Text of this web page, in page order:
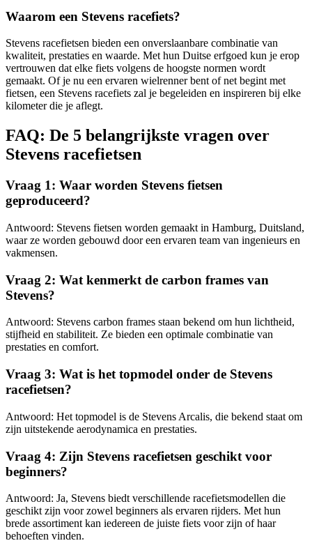
Waarom een Stevens racefiets?
Stevens racefietsen bieden een onverslaanbare combinatie van
kwaliteit, prestaties en waarde. Met hun Duitse erfgoed kun je erop
vertrouwen dat elke fiets volgens de hoogste normen wordt
gemaakt. Of je nu een ervaren wielrenner bent of net begint met
fietsen, een Stevens racefiets zal je begeleiden en inspireren bij elke
kilometer die je aflegt.
FAQ: De 5 belangrijkste vragen over
Stevens racefietsen
Vraag 1: Waar worden Stevens fietsen
geproduceerd?
Antwoord: Stevens fietsen worden gemaakt in Hamburg, Duitsland,
waar ze worden gebouwd door een ervaren team van ingenieurs en
vakmensen.
Vraag 2: Wat kenmerkt de carbon frames van
Stevens?
Antwoord: Stevens carbon frames staan bekend om hun lichtheid,
stijfheid en stabiliteit. Ze bieden een optimale combinatie van
prestaties en comfort.
Vraag 3: Wat is het topmodel onder de Stevens
racefietsen?
Antwoord: Het topmodel is de Stevens Arcalis, die bekend staat om
zijn uitstekende aerodynamica en prestaties.
Vraag 4: Zijn Stevens racefietsen geschikt voor
beginners?
Antwoord: Ja, Stevens biedt verschillende racefietsmodellen die
geschikt zijn voor zowel beginners als ervaren rijders. Met hun
brede assortiment kan iedereen de juiste fiets voor zijn of haar
behoeften vinden.